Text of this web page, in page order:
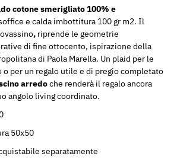
cotone smerigliato 100% e
e calda imbottitura 100 gr m2. Il
, riprende le geometrie
di fine ottocento, ispirazione della
di Paola Marella. Un plaid per le
o per un regalo utile e di pregio completato
arredoche renderà il regalo ancora
angolo living coordinato.
50x50
separatamente